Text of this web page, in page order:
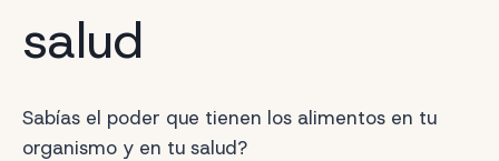
salud
Sabías el poder que tienen los alimentos en tu
organismo y en tu salud?